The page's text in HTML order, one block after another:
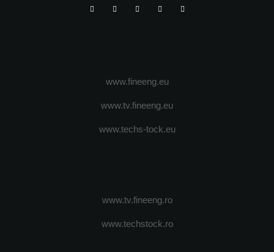
www.fineeng.eu
www.tv.fineeng.eu
www.techs-tock.eu
www.tv.fineeng.ro
www.techstock.ro